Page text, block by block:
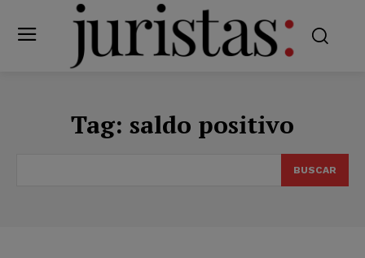
Tag: saldo positivo
BUSCAR